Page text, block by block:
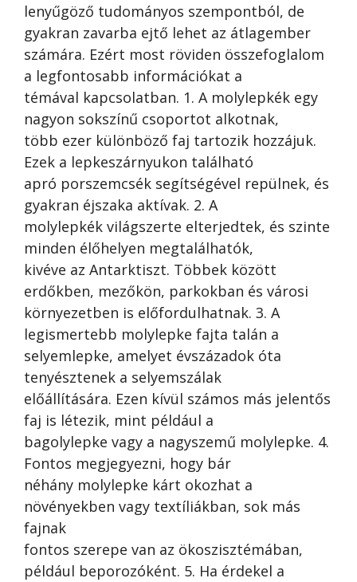
lenyűgöző tudományos szempontból, de
gyakran zavarba ejtő lehet az átlagember
számára. Ezért most röviden összefoglalom
a legfontosabb információkat a
témával kapcsolatban. 1. A molylepkék egy
nagyon sokszínű csoportot alkotnak,
több ezer különböző faj tartozik hozzájuk.
Ezek a lepkeszárnyukon található
apró porszemcsék segítségével repülnek, és
gyakran éjszaka aktívak. 2. A
molylepkék világszerte elterjedtek, és szinte
minden élőhelyen megtalálhatók,
kivéve az Antarktiszt. Többek között
erdőkben, mezőkön, parkokban és városi
környezetben is előfordulhatnak. 3. A
legismertebb molylepke fajta talán a
selyemlepke, amelyet évszázadok óta
tenyésztenek a selyemszálak
előállítására. Ezen kívül számos más jelentős
faj is létezik, mint például a
bagolylepke vagy a nagyszemű molylepke. 4.
Fontos megjegyezni, hogy bár
néhány molylepke kárt okozhat a
növényekben vagy textíliákban, sok más
fajnak
fontos szerepe van az ökoszisztémában,
például beporozóként. 5. Ha érdekel a